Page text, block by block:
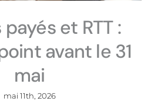
et RTT :
avant le 31
mai
mai 11th, 2026